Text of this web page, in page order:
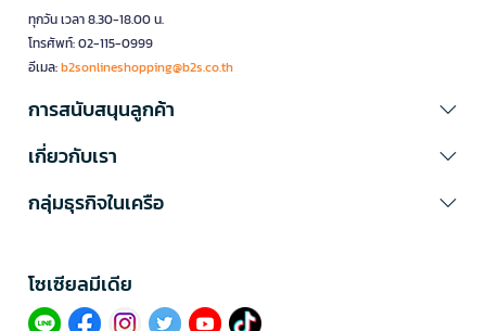
ทุกวัน เวลา 8.30-18.00 น.
โทรศัพท์: 02-115-0999
อีเมล:b2sonlineshopping@b2s.co.th
การสนับสนุนลูกค้า
เกี่ยวกับเรา
กลุ่มธุรกิจในเครือ
โซเซียลมีเดีย​